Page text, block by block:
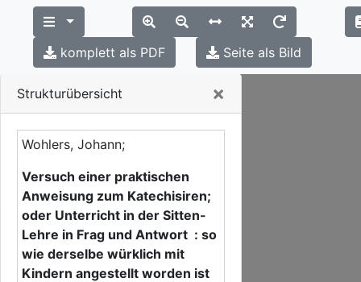
Strukturübersicht ×
Wohlers, Johann;
Versuch einer praktischen
Anweisung zum Katechisiren;
oder Unterricht in der Sitten-
Lehre in Frag und Antwort : so
wie derselbe würklich mit
Kindern angestellt worden ist
komplett als PDF Seite als Bild